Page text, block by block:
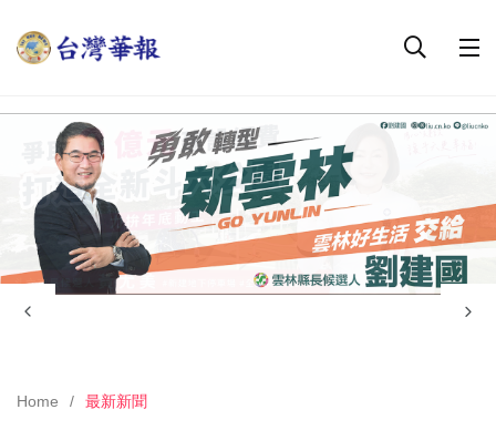
Home 最新新聞